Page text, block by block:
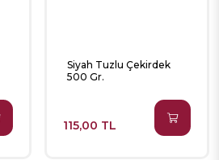
Siyah Tuzlu Çekirdek
500 Gr.
115,00 TL